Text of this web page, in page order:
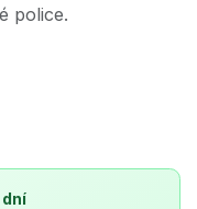
police.
dní